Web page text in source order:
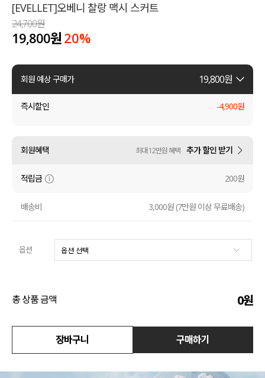
티셔츠
팬츠
셔츠
원피스
수영복
아우터
코디템
언더웨어
[EVELLET]오베니 찰랑 맥시 스커트
24,700원
19,800원20%
회원 예상 구매가 19,800원
즉시할인 -4,900원
회원혜택 최대 12만원 혜택 추가 할인 받기
적립금 200원
배송비 3,000원 (7만원 이상 무료배송)
옵션
총 상품 금액 0원
장바구니 구매하기